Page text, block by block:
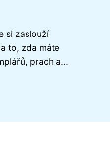
si zaslouží
to, zda máte
prach a...